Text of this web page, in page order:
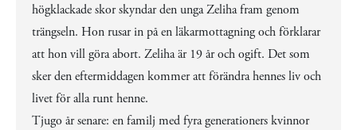
högklackade skor skyndar den unga Zeliha fram genom
trängseln. Hon rusar in på en läkarmottagning och förklarar
att hon vill göra abort. Zeliha är 19 år och ogift. Det som
sker den eftermiddagen kommer att förändra hennes liv och
livet för alla runt henne.
Tjugo år senare: en familj med fyra generationers kvinnor